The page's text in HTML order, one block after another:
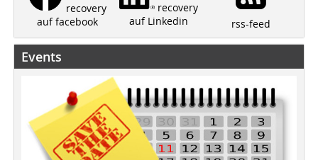
recovery
auf facebook
recovery
auf Linkedin
rss-feed
Events